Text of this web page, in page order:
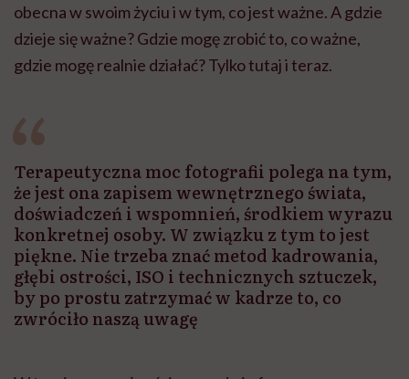
obecna w swoim życiu i w tym, co jest ważne. A gdzie
dzieje się ważne? Gdzie mogę zrobić to, co ważne,
gdzie mogę realnie działać? Tylko tutaj i teraz.
Terapeutyczna moc fotografii polega na tym,
że jest ona zapisem wewnętrznego świata,
doświadczeń i wspomnień, środkiem wyrazu
konkretnej osoby. W związku z tym to jest
piękne. Nie trzeba znać metod kadrowania,
głębi ostrości, ISO i technicznych sztuczek,
by po prostu zatrzymać w kadrze to, co
zwróciło naszą uwagę